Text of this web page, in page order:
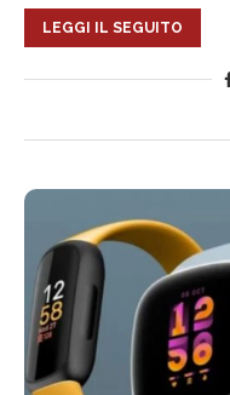
LEGGI IL SEGUITO